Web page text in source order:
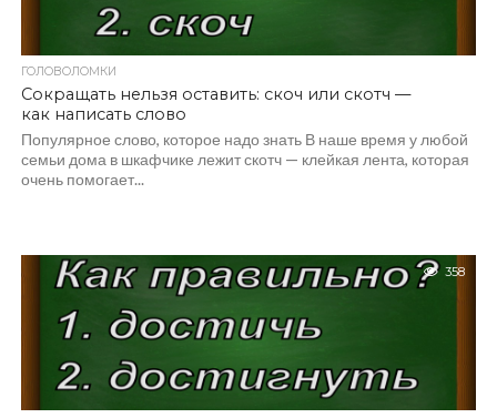
ГОЛОВОЛОМКИ
Сокращать нельзя оставить: скоч или скотч —
как написать слово
Популярное слово, которое надо знать В наше время у любой
семьи дома в шкафчике лежит скотч — клейкая лента, которая
очень помогает...
358